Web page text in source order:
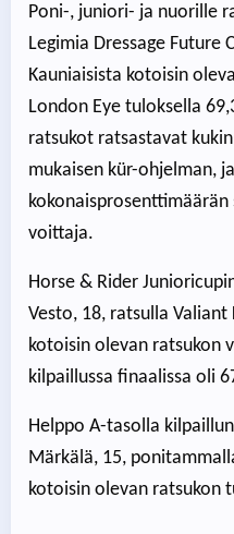
Poni-, juniori- ja nuorille
Legimia Dressage Future
Kauniaisista kotoisin
London Eye tuloksella
ratsukot ratsastavat
mukaisen kür-ohjelman,
voittaja.
Horse & Rider
Vesto, 18, ratsulla
kotoisin olevan ratsukon
kilpaillussa finaalissa oli
Helppo A-tasolla
Märkälä, 15,
kotoisin olevan ratsukon